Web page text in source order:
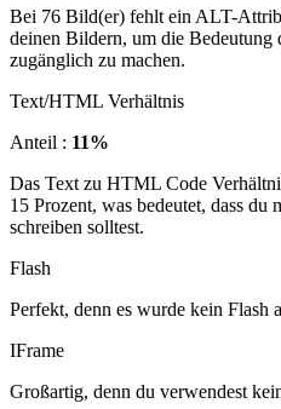
Bei 76 Bild(er) fehlt ein ALT-
deinen Bildern, um die Bedeutung
zugänglich zu machen.
Text/HTML Verhältnis
Anteil : 11%
Das Text zu HTML Code
15 Prozent, was bedeutet, dass du
schreiben solltest.
Flash
Perfekt, denn es wurde kein Flash
IFrame
Großartig, denn du verwendest